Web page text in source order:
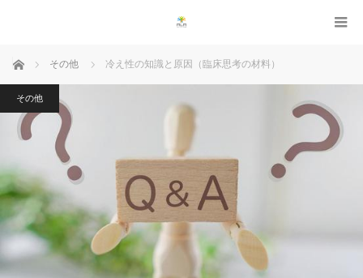
ホーム その他 冷え性の知識と原因（臨床思考の材料）
その他